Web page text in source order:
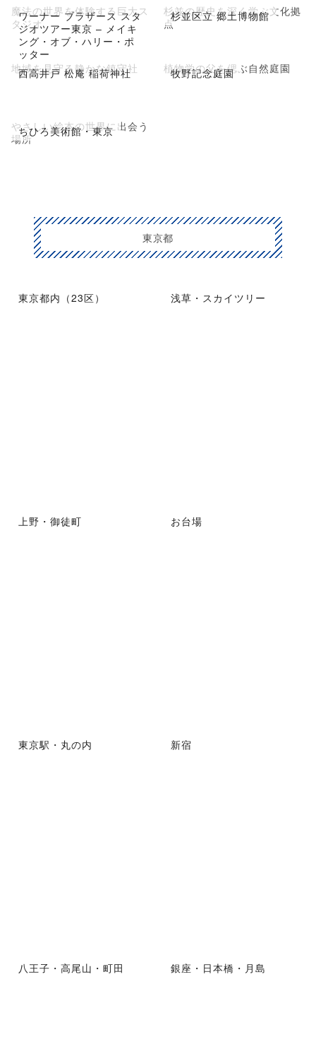
ワーナー ブラザース スタ
ジオツアー東京 – メイキ
ング・オブ・ハリー・ポ
ッター
魔法の世界を体験する巨大ス
タジオ
杉並区立 郷土博物館
杉並の歴史を深く学ぶ文化拠
点
西高井戸 松庵 稲荷神社
地域を見守る静かな鎮守社 牧野記念庭園
植物学の父を偲ぶ自然庭園
ちひろ美術館・東京
やさしい絵本の世界に出会う
場所
東京都
東京都内（23区） 浅草・スカイツリー
上野・御徒町 お台場
東京駅・丸の内 新宿
八王子・高尾山・町田 銀座・日本橋・月島